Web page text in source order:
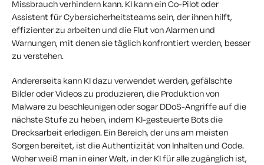
Missbrauch verhindern kann. KI kann ein Co-Pilot oder
Assistent für Cybersicherheitsteams sein, der ihnen hilft,
effizienter zu arbeiten und die Flut von Alarmen und
Warnungen, mit denen sie täglich konfrontiert werden, besser
zu verstehen.
Andererseits kann KI dazu verwendet werden, gefälschte
Bilder oder Videos zu produzieren, die Produktion von
Malware zu beschleunigen oder sogar DDoS-Angriffe auf die
nächste Stufe zu heben, indem KI-gesteuerte Bots die
Drecksarbeit erledigen. Ein Bereich, der uns am meisten
Sorgen bereitet, ist die Authentizität von Inhalten und Code.
Woher weiß man in einer Welt, in der KI für alle zugänglich ist,